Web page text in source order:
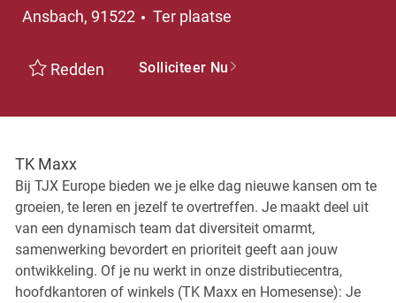
Plaats
Ansbach, 91522 Ter plaatse
Redden Solliciteer Nu
TK Maxx
Bij TJX Europe bieden we je elke dag nieuwe kansen om te
groeien, te leren en jezelf te overtreffen. Je maakt deel uit
van een dynamisch team dat diversiteit omarmt,
samenwerking bevordert en prioriteit geeft aan jouw
ontwikkeling. Of je nu werkt in onze distributiecentra,
hoofdkantoren of winkels (TK Maxx en Homesense): Je